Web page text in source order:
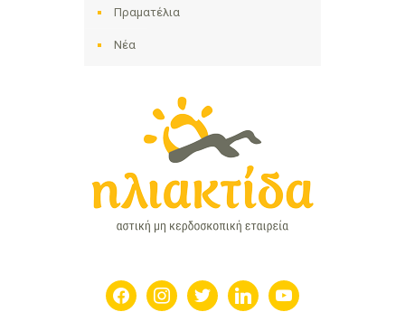
Πραματέλια
Νέα
facebookinstagramtwitter linkedin youtube